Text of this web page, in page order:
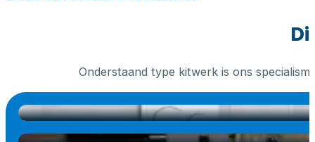
Onderstaand type kitwerk is ons